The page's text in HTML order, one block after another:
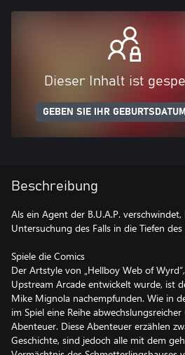
Dieser Inhalt ist
GEBEN SIE IHR
Beschreibung
Als ein Agent der B.U.A.P.
Untersuchung des Falls in die Tiefen
Spiele die Comics
Der Artstyle von „Hellboy Web of
Upstream Arcade entwickelt wurde, ist
Mike Mignola nachempfunden. Wie in
im Spiel eine Reihe
Abenteuer. Diese Abenteuer erzählen
Geschichte, sind jedoch alle mit dem